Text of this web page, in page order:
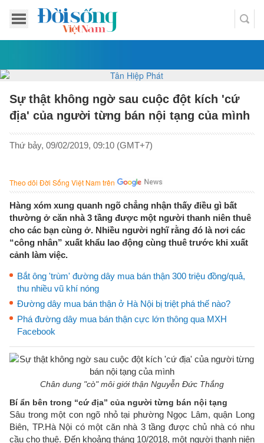
Sự thật không ngờ sau cuộc đột kích 'cứ
địa' của người từng bán nội tạng của mình
Thứ bảy, 09/02/2019, 09:10 (GMT+7)
Theo dõi Đời Sống Việt Nam trên
Hàng xóm xung quanh ngõ chẳng nhận thấy điều gì bất
thường ở căn nhà 3 tầng được một người thanh niên thuê
cho các bạn cùng ở. Nhiều người nghĩ rằng đó là nơi các
“công nhân” xuất khẩu lao động cùng thuê trước khi xuất
cảnh làm việc.
Bắt ông 'trùm' đường dây mua bán thận 300 triệu đồng/quả,
thu nhiều vũ khí nóng
Đường dây mua bán thận ở Hà Nội bị triệt phá thế nào?
Phá đường dây mua bán thận cực lớn thông qua MXH
Facebook
Chân dung "cò" môi giới thận Nguyễn Đức Thắng
Bí ẩn bên trong “cứ địa” của người từng bán nội tạng
Sâu trong một con ngõ nhỏ tại phường Ngọc Lâm, quận Long
Biên, TP.Hà Nội có một căn nhà 3 tầng được chủ nhà có nhu
cầu cho thuê. Đến khoảng tháng 10/2018, một người thanh niên